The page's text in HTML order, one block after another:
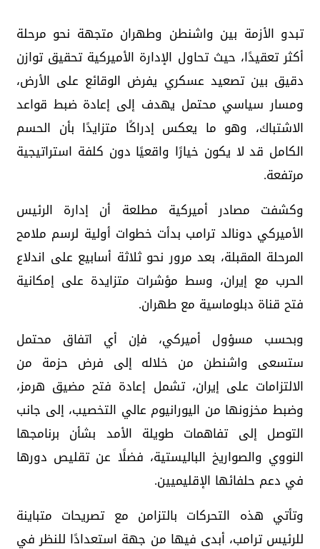
تبدو الأزمة بين واشنطن وطهران متجهة نحو مرحلة
أكثر تعقيدًا، حيث تحاول الإدارة الأميركية تحقيق توازن
دقيق بين تصعيد عسكري يفرض الوقائع على الأرض،
ومسار سياسي محتمل يهدف إلى إعادة ضبط قواعد
الاشتباك، وهو ما يعكس إدراكًا متزايدًا بأن الحسم
الكامل قد لا يكون خيارًا واقعيًا دون كلفة استراتيجية
مرتفعة.
وكشفت مصادر أميركية مطلعة أن إدارة الرئيس
الأميركي دونالد ترامب بدأت خطوات أولية لرسم ملامح
المرحلة المقبلة، بعد مرور نحو ثلاثة أسابيع على اندلاع
الحرب مع إيران، وسط مؤشرات متزايدة على إمكانية
فتح قناة دبلوماسية مع طهران.
وبحسب مسؤول أميركي، فإن أي اتفاق محتمل
ستسعى واشنطن من خلاله إلى فرض حزمة من
الالتزامات على إيران، تشمل إعادة فتح مضيق هرمز،
وضبط مخزونها من اليورانيوم عالي التخصيب، إلى جانب
التوصل إلى تفاهمات طويلة الأمد بشأن برنامجها
النووي والصواريخ الباليستية، فضلًا عن تقليص دورها
في دعم حلفائها الإقليميين.
وتأتي هذه التحركات بالتزامن مع تصريحات متباينة
للرئيس ترامب، أبدى فيها من جهة استعدادًا للنظر في